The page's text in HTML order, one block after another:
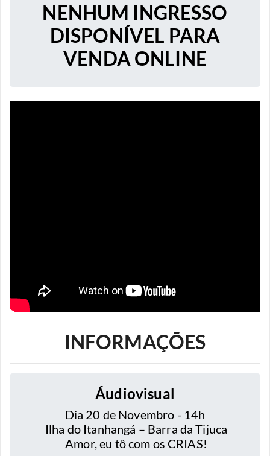
NENHUM INGRESSO
DISPONÍVEL PARA
VENDA ONLINE
INFORMAÇÕES
Áudiovisual
Dia 20 de Novembro - 14h
Ilha do Itanhangá – Barra da Tijuca
Amor, eu tô com os CRIAS!